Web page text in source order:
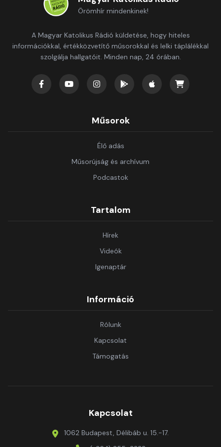
Örömhír mindenkinek!
A Magyar Katolikus Rádió küldetése, hogy hiteles
információkkal, értékközvetítő műsorokkal és lelki táplálékkal
szolgálja hallgatóit. Minden nap, 24 órában.
Műsorok
Élő adás
Műsorújság és archívum
Podcastok
Tartalom
Hírek
Videók
Igenaptár
Információ
Rólunk
Kapcsolat
Támogatás
Kapcsolat
1062 Budapest, Délibáb u. 15.-17.